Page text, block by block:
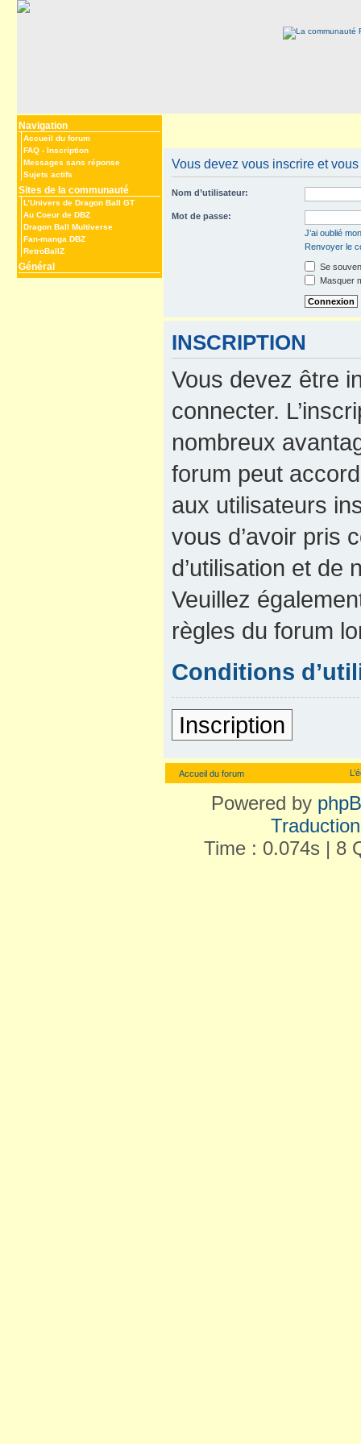
Navigation
Accueil du forum
FAQ - Inscription
Messages sans réponse
Sujets actifs
Sites de la communauté
L’Univers de Dragon Ball GT
Au Coeur de DBZ
Dragon Ball Multiverse
Fan-manga DBZ
RetroBallZ
Général
Vous devez vous inscrire et
Nom d’utilisateur:
Mot de passe:
J’ai oublié
Renvoyer le
Se
Masquer
INSCRIPTION
Vous devez être
connecter.
nombreux
forum peut
aux utilisateurs
vous d’avoir pris
d’utilisation et de
Veuillez
règles du forum
Conditions
Inscription
Accueil du forum
Powered by
Time : 0.074s | 8